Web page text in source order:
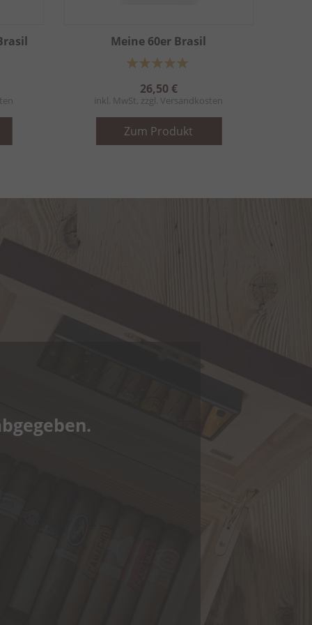
Meine 60er Brasil
26,50 €
inkl. MwSt, zzgl.Versandkosten
Bewertung:
Zum Produkt